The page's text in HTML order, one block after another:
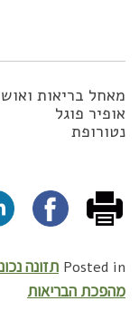
מאחל בריאות
אופיר פוגל
נטורופת
Posted in תזונה
מהפכת הבריאות